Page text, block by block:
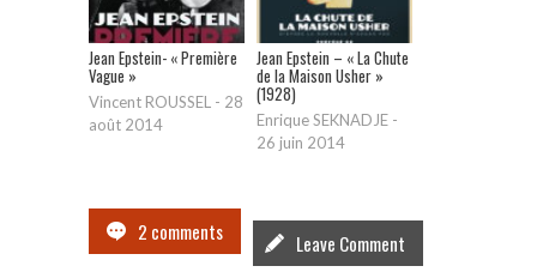
Jean Epstein- « Première
Vague »
Vincent ROUSSEL - 28
août 2014
Jean Epstein – « La Chute
de la Maison Usher »
(1928)
Enrique SEKNADJE -
26 juin 2014
2 comments Leave Comment